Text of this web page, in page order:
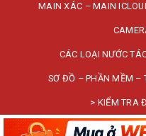
MAIN XÁC – MAIN
CÁC LOẠI NƯỚC
SƠ ĐỒ – PHẦN MỀM –
> KIỂM TRA